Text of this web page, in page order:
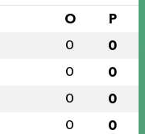
O P
0 0
0 0
0 0
0 0